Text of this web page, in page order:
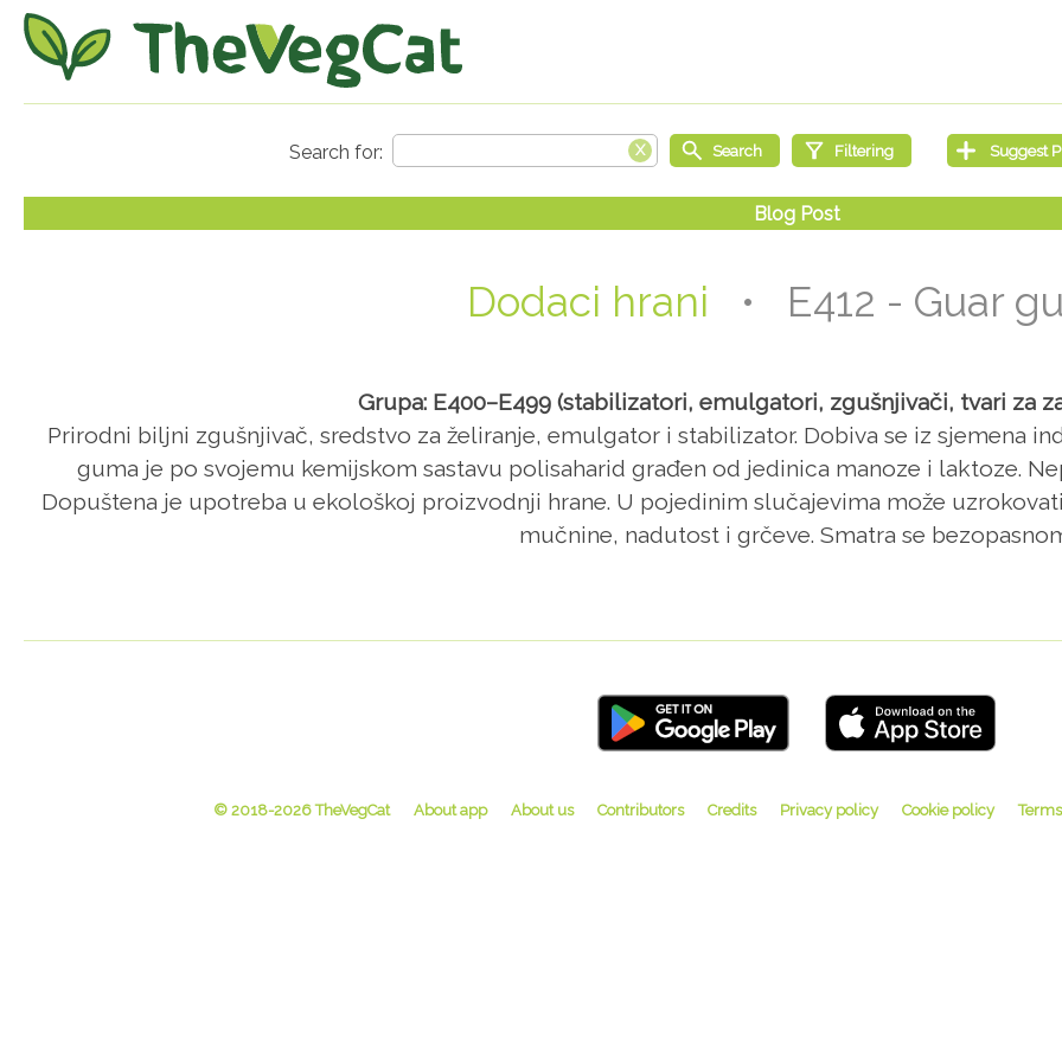
Dodaci hrani • E412 - Guar
Grupa: E400–E499 (stabilizatori, emulgatori, zgušnjivači, tvari za
Prirodni biljni zgušnjivač, sredstvo za želiranje, emulgator i stabilizator. Dobiva se iz sjemena
guma je po svojemu kemijskom sastavu polisaharid građen od jedinica manoze i laktoze.
Dopuštena je upotreba u ekološkoj proizvodnji hrane. U pojedinim slučajevima može
mučnine, nadutost i grčeve. Smatra se
© 2018-2026 TheVegCat